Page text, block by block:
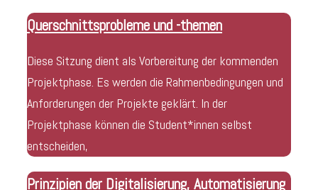
Querschnittsprobleme und -themen
Diese Sitzung dient als Vorbereitung der kommenden
Projektphase. Es werden die Rahmenbedingungen und
Anforderungen der Projekte geklärt. In der
Projektphase können die Student*innen selbst
entscheiden,
Prinzipien der Digitalisierung, Automatisierung